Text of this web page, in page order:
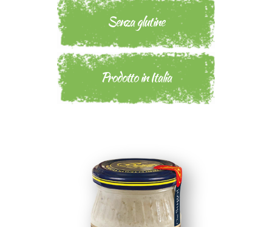
Senza glutine
Prodotto in Italia